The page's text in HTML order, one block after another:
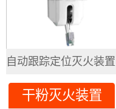
干粉灭火装置